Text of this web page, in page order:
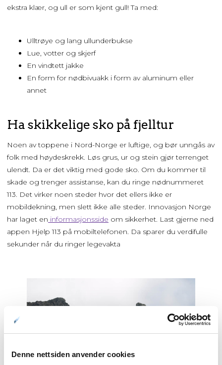
Denne nettsiden anvender cookies
ekstra klær, og ull er som kjent gull! Ta med:
Ulltrøye og lang ullunderbukse
Lue, votter og skjerf
En vindtett jakke
En form for nødbivuakk i form av aluminum eller
annet
Ha skikkelige sko på fjelltur
Noen av toppene i Nord-Norge er luftige, og bør unngås av
folk med høydeskrekk. Løs grus, ur og stein gjør terrenget
ulendt. Da er det viktig med gode sko. Om du kommer til
skade og trenger assistanse, kan du ringe nødnummeret
113. Det virker noen steder hvor det ellers ikke er
mobildekning, men slett ikke alle steder. Innovasjon Norge
har laget en informasjonsside om sikkerhet. Last gjerne ned
appen Hjelp 113 på mobiltelefonen. Da sparer du verdifulle
sekunder når du ringer legevakta